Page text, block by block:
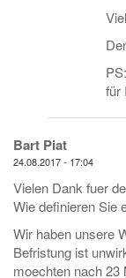
für
Bart Piat
24.08.2017 - 17:04
Vielen Dank fuer
Wie definieren Sie
Wir haben unsere
Befristung ist
moechten nach 23